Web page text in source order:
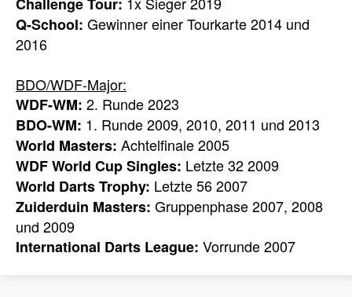
Q-School: Gewinner einer Tourkarte 2014 und
2016
BDO/WDF-Major:
WDF-WM: 2. Runde 2023
BDO-WM: 1. Runde 2009, 2010, 2011 und 2013
World Masters: Achtelfinale 2005
WDF World Cup Singles: Letzte 32 2009
World Darts Trophy: Letzte 56 2007
Zuiderduin Masters: Gruppenphase 2007, 2008
und 2009
International Darts League: Vorrunde 2007